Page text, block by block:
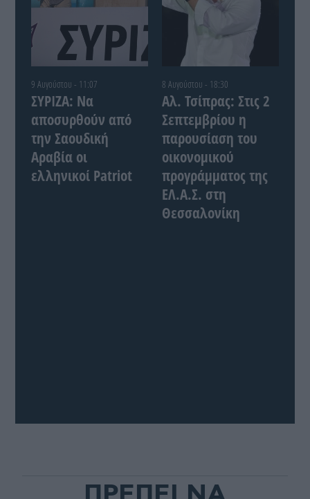
9 Αυγούστου - 11:07
ΣΥΡΙΖΑ: Να
αποσυρθούν από
την Σαουδική
Αραβία οι
ελληνικοί Patriot
8 Αυγούστου - 18:30
Αλ. Τσίπρας: Στις 2
Σεπτεμβρίου η
παρουσίαση του
οικονομικού
προγράμματος της
ΕΛ.Α.Σ. στη
Θεσσαλονίκη